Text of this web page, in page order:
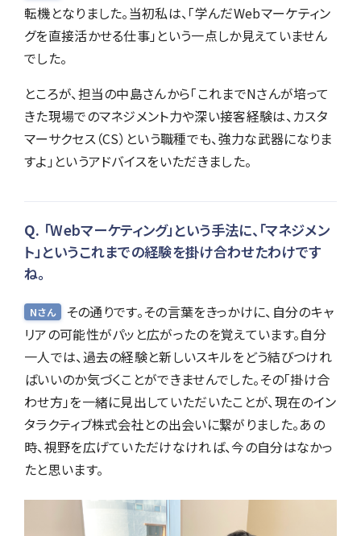
転機となりました。当初私は、「学んだWebマーケティン
グを直接活かせる仕事」という一点しか見えていません
でした。
ところが、担当の中島さんから「これまでNさんが培って
きた現場でのマネジメント力や深い接客経験は、カスタ
マーサクセス（CS）という職種でも、強力な武器になりま
すよ」というアドバイスをいただきました。
「Webマーケティング」という手法に、「マネジメン
ト」というこれまでの経験を掛け合わせたわけです
ね。
Nさん
その通りです。その言葉をきっかけに、自分のキャ
リアの可能性がパッと広がったのを覚えています。自分
一人では、過去の経験と新しいスキルをどう結びつけれ
ばいいのか気づくことができませんでした。その「掛け合
わせ方」を一緒に見出していただいたことが、現在のイン
タラクティブ株式会社との出会いに繋がりました。あの
時、視野を広げていただけなければ、今の自分はなかっ
たと思います。